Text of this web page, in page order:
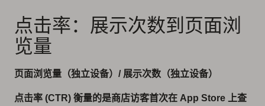
点击率：展示次数到页面浏
览量
页面浏览量（独立设备）/ 展示次数（独立设备）
点击率 (CTR) 衡量的是商店访客首次在 App Store 上查